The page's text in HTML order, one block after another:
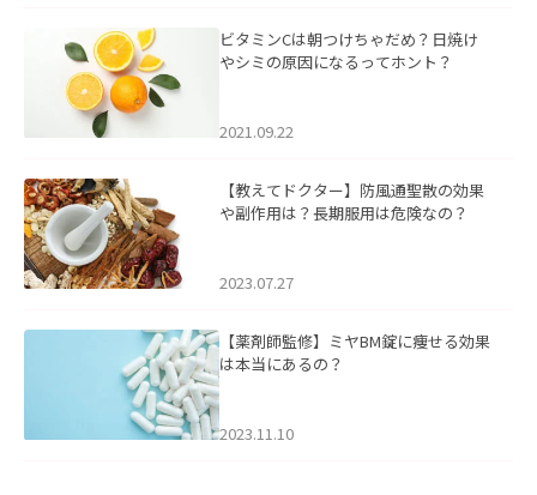
ビタミンCは朝つけちゃだめ？日焼け
やシミの原因になるってホント？
2021.09.22
【教えてドクター】防風通聖散の効果
や副作用は？長期服用は危険なの？
2023.07.27
【薬剤師監修】ミヤBM錠に痩せる効果
は本当にあるの？
2023.11.10